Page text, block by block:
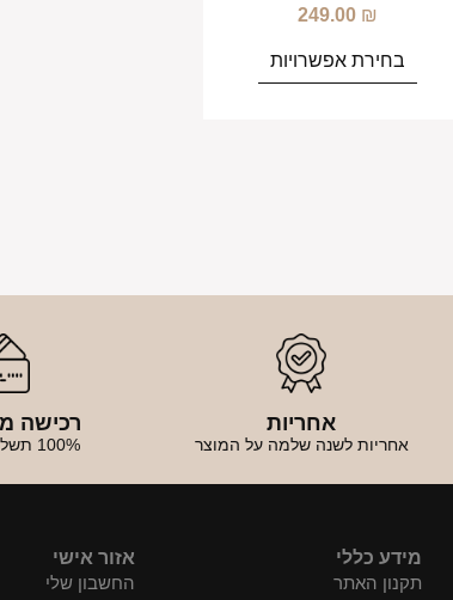
249.00 ₪
בחירת אפשרויות
אחריות
אחריות לשנה שלמה על המוצר
רכישה
100% תשלום מאובטח
מידע כללי
תקנון האתר
אזור אישי
החשבון שלי